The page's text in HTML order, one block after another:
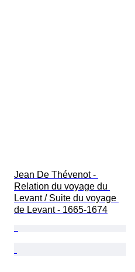
Jean De Thévenot -
Relation du voyage du
Levant / Suite du voyage
de Levant - 1665-1674